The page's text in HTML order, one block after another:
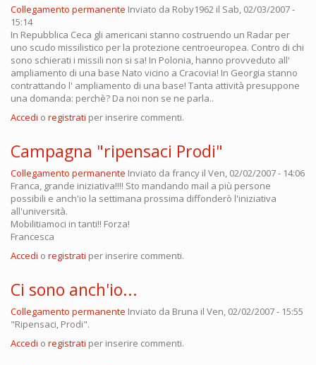
Collegamento permanente Inviato da Roby1962 il Sab, 02/03/2007 -
15:14
In Repubblica Ceca gli americani stanno costruendo un Radar per
uno scudo missilistico per la protezione centroeuropea. Contro di chi
sono schierati i missili non si sa! In Polonia, hanno provveduto all'
ampliamento di una base Nato vicino a Cracovia! In Georgia stanno
contrattando l' ampliamento di una base! Tanta attività presuppone
una domanda: perchè? Da noi non se ne parla..
Accedi o registrati per inserire commenti.
Campagna "ripensaci Prodi"
Collegamento permanente Inviato da francy il Ven, 02/02/2007 - 14:06
Franca, grande iniziativa!!!! Sto mandando mail a più persone
possibili e anch'io la settimana prossima diffonderò l'iniziativa
all'università.
Mobilitiamoci in tanti!! Forza!
Francesca
Accedi o registrati per inserire commenti.
Ci sono anch'io...
Collegamento permanente Inviato da Bruna il Ven, 02/02/2007 - 15:55
"Ripensaci, Prodi".
Accedi o registrati per inserire commenti.